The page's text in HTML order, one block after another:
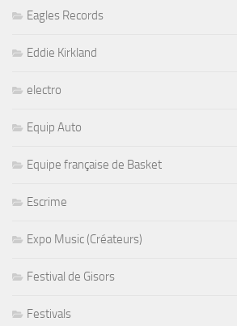
Eagles Records
Eddie Kirkland
electro
Equip Auto
Equipe française de Basket
Escrime
Expo Music (Créateurs)
Festival de Gisors
Festivals